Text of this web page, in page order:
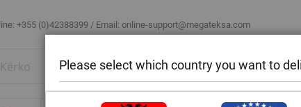
+355 (0)42388399 / Email: online-support@megateksa.com
Please select which country you want to